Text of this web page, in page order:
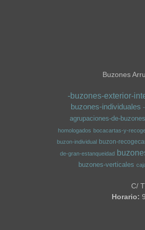
Buzones
-buzones-exterior-
buzones-individuales
agrupaciones-de-buzones
homologados bocacartas-y-
buzon-individual buzon-
de-gran-estanqueidad
buzones-verticales
C/
Horario: